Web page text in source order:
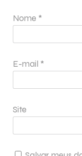
Nome *
E-mail *
Site